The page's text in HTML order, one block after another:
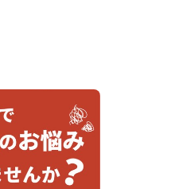
性・非粘着性・防汚性
ライクカーボンの略